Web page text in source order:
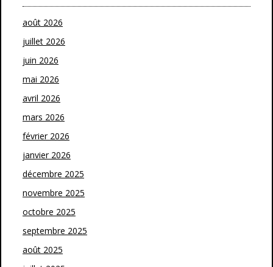
août 2026
juillet 2026
juin 2026
mai 2026
avril 2026
mars 2026
février 2026
janvier 2026
décembre 2025
novembre 2025
octobre 2025
septembre 2025
août 2025